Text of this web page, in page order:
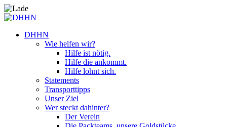
DHHN
Wie helfen wir?
Hilfe ist nötig.
Hilfe die ankommt.
Hilfe lohnt sich.
Statements
Transporttipps
Unser Ziel
Wer steckt dahinter?
Der Verein